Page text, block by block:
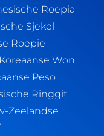
Roepia
Sjekel
Roepie
Won
Peso
Ringgit
Zeelandse